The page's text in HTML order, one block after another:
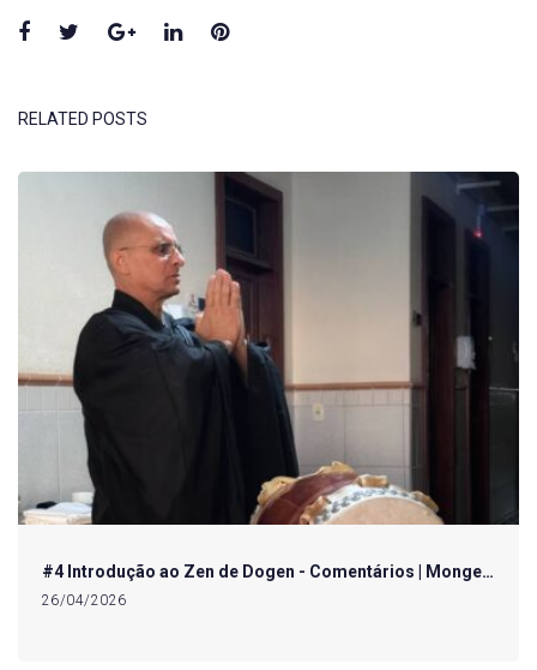
Facebook
TwitterGoogle+LinkedInPinterest
RELATED POSTS
#4 Introdução ao Zen de Dogen - Comentários | Monge…
26/04/2026